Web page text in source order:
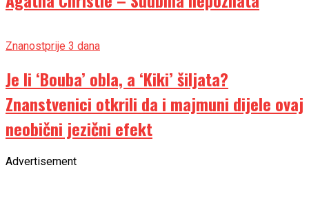
Znanostprije 3 dana
Je li ‘Bouba’ obla, a ‘Kiki’ šiljata?
Znanstvenici otkrili da i majmuni dijele ovaj
neobični jezični efekt
Advertisement